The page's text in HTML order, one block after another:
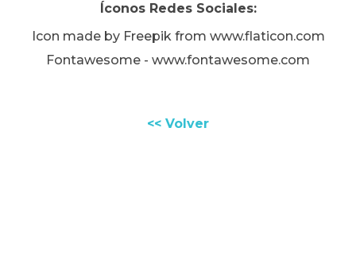
Íconos Redes Sociales:
Icon made by Freepik from www.flaticon.com
Fontawesome - www.fontawesome.com
<< Volver